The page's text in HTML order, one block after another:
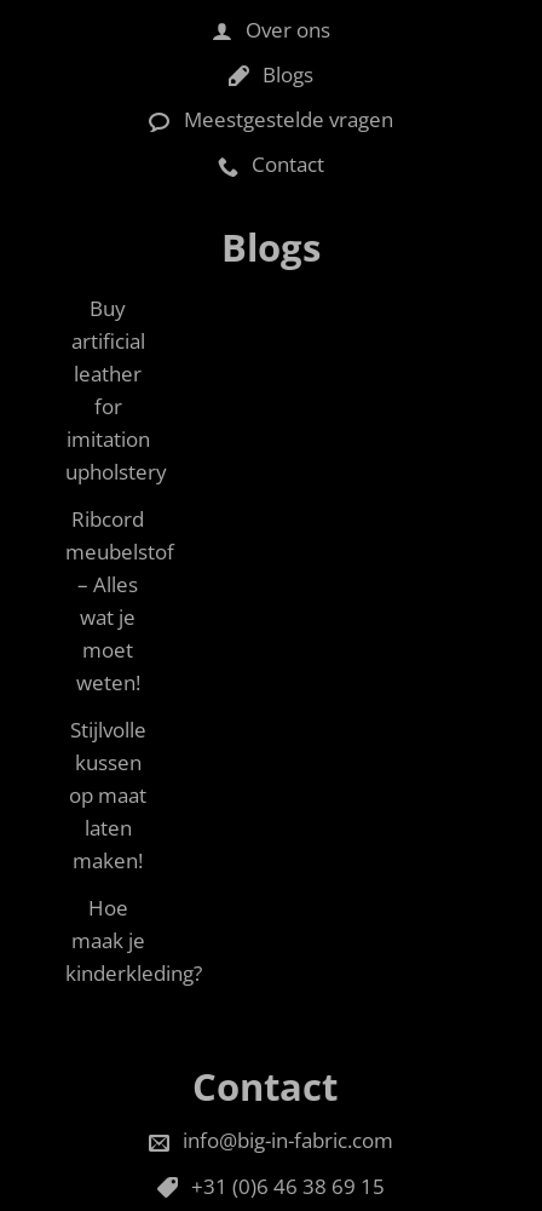
Over ons
Blogs
Meestgestelde vragen
Contact
Blogs
Buy
artificial
leather
for
imitation
upholstery
Ribcord
meubelstof
– Alles
wat je
moet
weten!
Stijlvolle
kussen
op maat
laten
maken!
Hoe
maak je
kinderkleding?
Contact
info@big-in-fabric.com
+31 (0)6 46 38 69 15